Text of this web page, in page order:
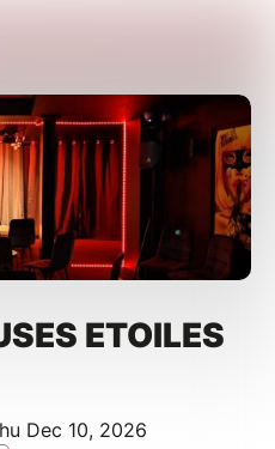
ETOILES
Dec 10, 2026